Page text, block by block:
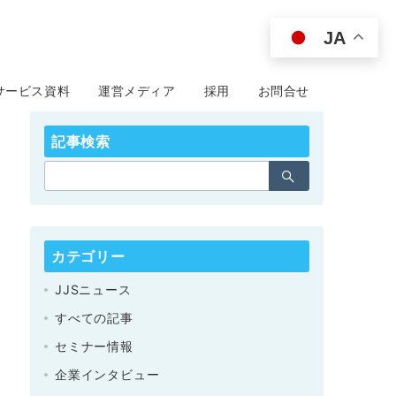
ービス資料 運営メディア 採用 お問合せ
記事検索
カテゴリー
JJSニュース
すべての記事
セミナー情報
企業インタビュー
JA